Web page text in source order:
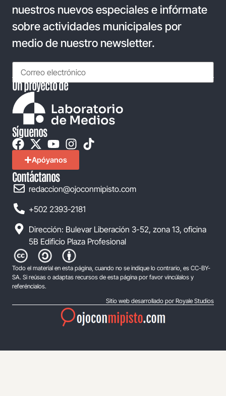
nuestros nuevos especiales e infórmate
sobre actividades municipales por
medio de nuestro newsletter.
Un proyecto de
Síguenos
Apóyanos
Contáctanos
redaccion@ojoconmipisto.com
+502 2393-2181
Dirección: Bulevar Liberación 3-52, zona 13, oficina
5B Edificio Plaza Profesional
Todo el material en esta página, cuando no se indique lo contrario, es CC-BY-
SA. Si reúsas o adaptas recursos de esta página por favor vincúlalos y
referéncialos.
Sitio web desarrollado por Royale Studios